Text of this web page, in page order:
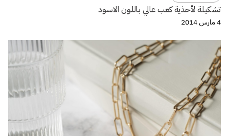
تشكيلة لأحذية كعب عالي باللون الاسود
4 مارس 2014